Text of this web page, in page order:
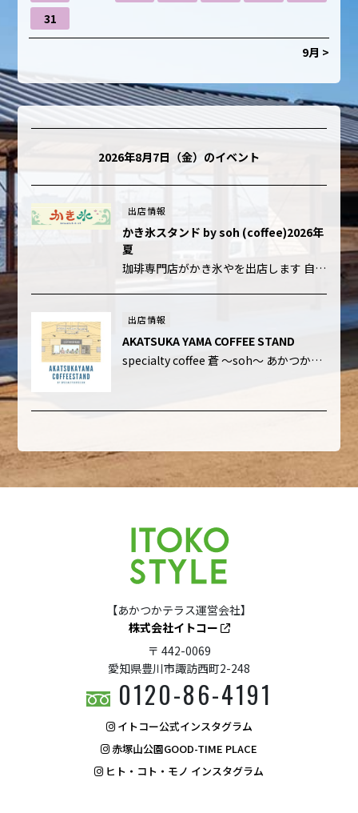
31
9月 >
2026年8月7日（金） のイベント
出店情報
かき氷スタンド by soh (coffee)2026年
夏
珈琲専門店がかき氷やを出店します 自家焙煎珈琲豆店スペシャリティコーヒー蒼が運営する かき氷スタンドです 赤塚山公園の「あかつかテラス」2026年 夏休み限定企画 【あかつかやま かき氷 スタンド】 2026年7月17日 […]
出店情報
AKATSUKA YAMA COFFEE STAND
specialty coffee 蒼 ～soh～ あかつかテラスでの出店予定は、月・木・金・土・日 淹れたて・挽きたて・煎りたてを大切にした移動販売珈琲を提供している蒼さん。 豆はすべて高品質のスペシャルコーヒーで、 […]
【あかつかテラス運営会社】
株式会社イトコー
〒 442-0069
愛知県豊川市諏訪西町2-248
0120-86-4191
イトコー公式インスタグラム
赤塚山公園GOOD-TIME PLACE
ヒト・コト・モノ インスタグラム